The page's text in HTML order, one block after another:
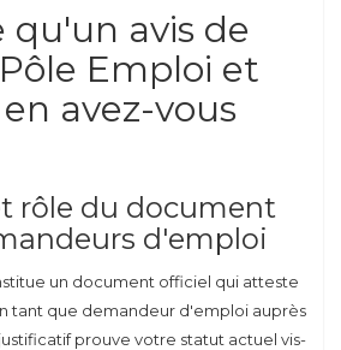
qu'un avis de
Emploi et
avez-vous
rôle du document
d'emploi
un document officiel qui atteste
tant que demandeur d'emploi auprès
prouve votre statut actuel vis-